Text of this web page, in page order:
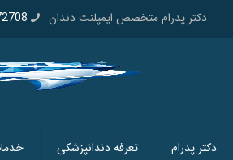
دکتر پدرام متخصص ایمپلنت دندان
دکتر پدرام تعرفه دندانپزشکی